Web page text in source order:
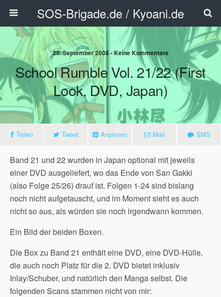
SOS-Brigade.de / Kyoani.de
28. September 2008 • Keine Kommentare
School Rumble Vol. 21/22 (First
Look, DVD, Japan)
Teilen Tweet Anpinnen Mail SMS
Band 21 und 22 wurden in Japan optional mit jeweils
einer DVD ausgeliefert, wo das Ende von San Gakki
(also Folge 25/26) drauf ist. Folgen 1-24 sind bislang
noch nicht aufgetauscht, und im Moment sieht es auch
nicht so aus, als würden sie noch irgendwann kommen.
Ein Bild der beiden Boxen.
Die Box zu Band 21 enthält eine DVD, eine DVD-Hülle,
die auch noch Platz für die 2. DVD bietet inklusiv
Inlay/Schuber, und natürlich den Manga selbst. Die
folgenden Scans stammen nicht von mir: